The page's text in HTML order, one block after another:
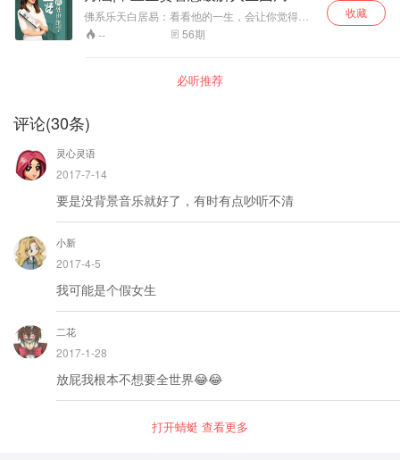
自己的焦虑情绪。希望每一次焦虑来袭的时候，
我们都能看见真实的自己，滑落下坠时借由这些
正念方法抱住自己，安定头脑，平静心神。
佛系乐天白居易：看看他的一生，会让你觉得轻
松很多 怎么从农村爬到权力巅峰？欧阳修的三大
格局，照耀千古 有钱人也苦恼？读懂了纳兰容
格局 诸葛孔明：分槽喂马，既是古人智慧，也是
经典也大多晦涩难懂
-- 56期
收藏
必听推荐
评论(30条)
灵心灵语
2017-7-14
要是没背景音乐就好了，有时有点吵听不清
小新
2017-4-5
我可能是个假女生
二花
2017-1-28
放屁我根本不想要全世界😂😂
打开蜻蜓 查看更多